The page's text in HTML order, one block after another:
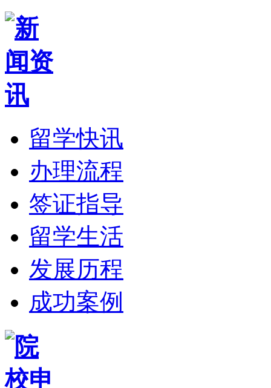
留学快讯
办理流程
签证指导
留学生活
发展历程
成功案例